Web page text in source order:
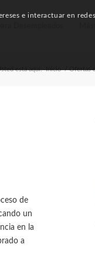
está aquí: Inicio / Ofertas
de
un
en la
a
e interactuar en